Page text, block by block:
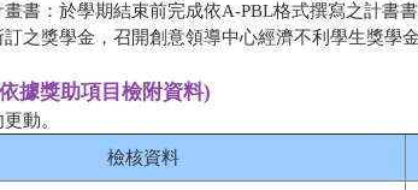
書：於學期結束前完成依A-PBL格式撰寫之計書
之獎學金，召開創意領導中心經濟不利學生獎學
據獎助項目檢附資料)
動。
檢核資料